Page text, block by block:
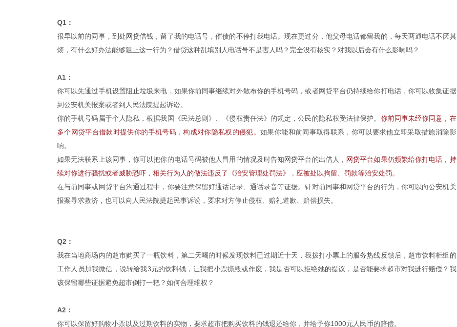
Q1：
很早以前的同事，到处网贷借钱，留了我的电话号，催债的不停打我电话。现在更过分，他父母电话都留我的，每天两通电话不厌其
烦，有什么好办法能够阻止这一行为？借贷这种乱填别人电话号不是害人吗？完全没有核实？对我以后会有什么影响吗？
A1：
你可以先通过手机设置阻止垃圾来电，如果你前同事继续对外散布你的手机号码，或者网贷平台仍持续给你打电话，你可以收集证据
到公安机关报案或者到人民法院提起诉讼。
你的手机号码属于个人隐私，根据我国《民法总则》、《侵权责任法》的规定，公民的隐私权受法律保护。 你前同事未经你同意，在
多个网贷平台借款时提供你的手机号码，构成对你隐私权的侵犯。如果你能和前同事取得联系，你可以要求他立即采取措施消除影
响。
如果无法联系上该同事，你可以把你的电话号码被他人冒用的情况及时告知网贷平台的出借人， 网贷平台如果仍频繁给你打电话，持
续对你进行骚扰或者威胁恐吓，相关行为人的做法违反了《治安管理处罚法》，应被处以拘留、罚款等治安处罚。
在与前同事或网贷平台沟通过程中，你要注意保留好通话记录、通话录音等证据。针对前同事和网贷平台的行为，你可以向公安机关
报案寻求救济，也可以向人民法院提起民事诉讼，要求对方停止侵权、赔礼道歉、赔偿损失。
Q2：
我在当地商场内的超市购买了一瓶饮料，第二天喝的时候发现饮料已过期近十天，我拨打小票上的服务热线反馈后，超市饮料柜组的
工作人员加我微信，说转给我3元的饮料钱，让我把小票撕毁或作废，我是否可以拒绝她的提议，是否能要求超市对我进行赔偿？我
该保留哪些证据避免超市倒打一耙？如何合理维权？
A2：
你可以保留好购物小票以及过期饮料的实物，要求超市把购买饮料的钱退还给你，并给予你1000元人民币的赔偿。